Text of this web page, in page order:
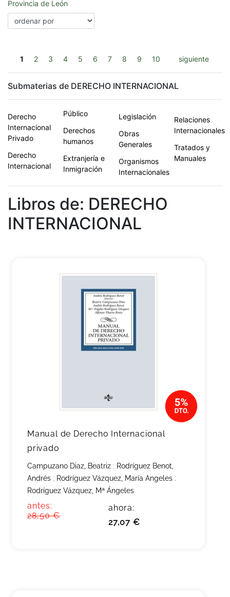
Provincia de León
1 2 3 4 5 6 7 8 9 10 siguiente
Submaterias de DERECHO INTERNACIONAL
Derecho
Internacional
Privado
Derecho
Internacional
Público
Derechos
humanos
Extranjería e
Inmigración
Legislación
Obras
Generales
Organismos
Internacionales
Relaciones
Internacionales
Tratados y
Manuales
Libros de: DERECHO
INTERNACIONAL
Manual de Derecho Internacional
privado
Campuzano Diaz, Beatriz ; Rodríguez Benot,
Andrés ; Rodríguez Vázquez, María Angeles ;
Rodríguez Vázquez, Mª Ángeles
antes:
28,50 €
ahora:
27,07 €